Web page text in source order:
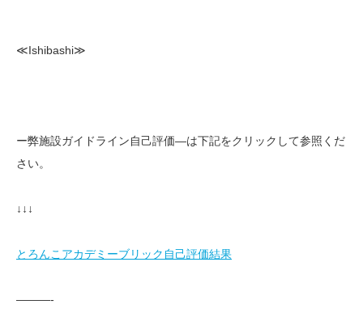
≪Ishibashi≫
ー弊施設ガイドライン自己評価—は下記をクリックして参照くだ
さい。
↓↓↓
とろんこアカデミーブリック自己評価結果
———-